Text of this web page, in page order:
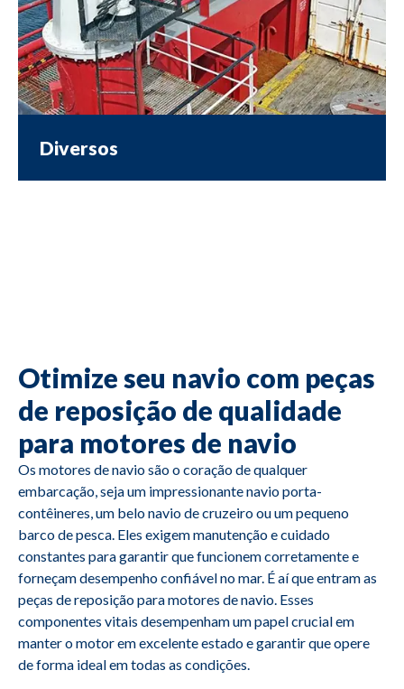
Diversos
Otimize seu navio com peças
de reposição de qualidade
para motores de navio
Os motores de navio são o coração de qualquer
embarcação, seja um impressionante navio porta-
contêineres, um belo navio de cruzeiro ou um pequeno
barco de pesca. Eles exigem manutenção e cuidado
constantes para garantir que funcionem corretamente e
forneçam desempenho confiável no mar. É aí que entram as
peças de reposição para motores de navio. Esses
componentes vitais desempenham um papel crucial em
manter o motor em excelente estado e garantir que opere
de forma ideal em todas as condições.